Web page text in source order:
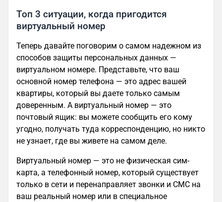
Топ 3 ситуации, когда пригодится
виртуальный номер
Теперь давайте поговорим о самом надежном из
способов защиты персональных данных —
виртуальном номере. Представьте, что ваш
основной номер телефона — это адрес вашей
квартиры, который вы даете только самым
доверенным. А виртуальный номер — это
почтовый ящик: вы можете сообщить его кому
угодно, получать туда корреспонденцию, но никто
не узнает, где вы живете на самом деле.
Виртуальный номер — это не физическая сим-
карта, а телефонный номер, который существует
только в сети и перенаправляет звонки и СМС на
ваш реальный номер или в специальное